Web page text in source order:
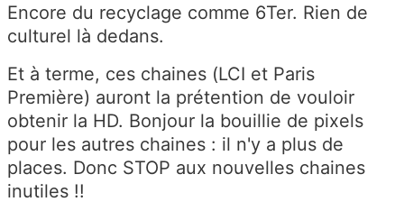
Encore du recyclage comme 6Ter. Rien de
culturel là dedans.
Et à terme, ces chaines (LCI et Paris
Première) auront la prétention de vouloir
obtenir la HD. Bonjour la bouillie de pixels
pour les autres chaines : il n'y a plus de
places. Donc STOP aux nouvelles chaines
inutiles !!